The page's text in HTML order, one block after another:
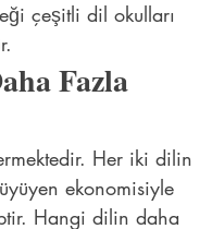
çeşitli dil okulları
Fazla
Her iki dilin
ekonomisiyle
Hangi dilin daha